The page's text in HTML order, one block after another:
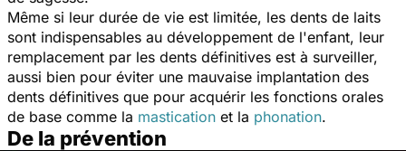
Même si leur durée de vie est limitée, les dents de laits
sont indispensables au développement de l'enfant, leur
remplacement par les dents définitives est à surveiller,
aussi bien pour éviter une mauvaise implantation des
dents définitives que pour acquérir les fonctions orales
de base comme la mastication et la phonation.
De la prévention